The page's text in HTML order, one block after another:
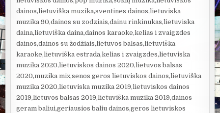
dainos,lietuviška muzika,sventines dainos,lietuviska
muzika 90,dainos su zodziais,dainu rinkinukas,lietuviska
daina,lietuviška daina,dainos karaoke,kelias i zvaigzdes
dainos,dainos su žodžiais,lietuvos balsas,lietuviška
karaoke,lietuviška estrada,kelias i zvaigzdes,lietuviska
muzika 2020,lietuviskos dainos 2020,lietuvos balsas
2020,muzika mix,senos geros lietuviskos dainos,lietuviška
muzika 2020,lietuviska muzika 2019,lietuviskos dainos
2019,lietuvos balsas 2019,lietuviška muzika 2019,dainos
geram baliui,geriausios baliu dainos,geros lietuviskos